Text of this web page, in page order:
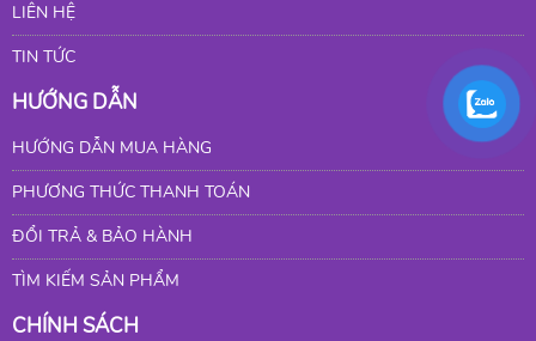
LIÊN HỆ
TIN TỨC
HƯỚNG DẪN
HƯỚNG DẪN MUA HÀNG
PHƯƠNG THỨC THANH TOÁN
ĐỔI TRẢ & BẢO HÀNH
TÌM KIẾM SẢN PHẨM
CHÍNH SÁCH